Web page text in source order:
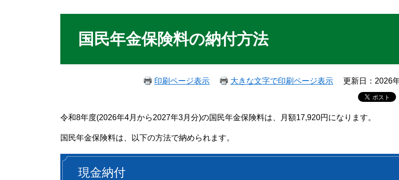
国民年金保険料の納付方法
印刷ページ表示 大きな文字で印刷ページ表示 更新日：2026
令和8年度(2026年4月から2027年3月分)の国民年金保険料は、月額17,920円になります。
国民年金保険料は、以下の方法で納められます。
現金納付